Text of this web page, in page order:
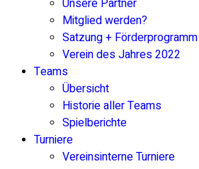
Unsere Partner
Mitglied werden?
Satzung + Förderprogramm
Verein des Jahres 2022
Teams
Übersicht
Historie aller Teams
Spielberichte
Turniere
Vereinsinterne Turniere